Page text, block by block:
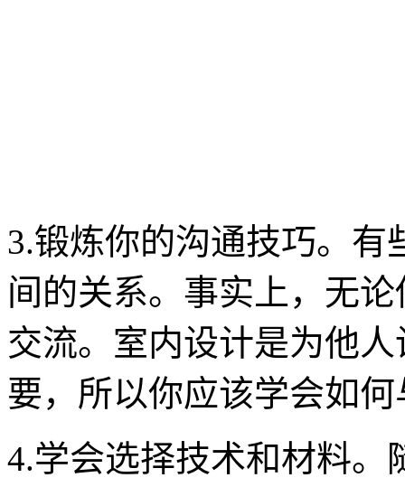
3.锻炼你的沟通技巧。
间的关系。事实上，无
交流。室内设计是为他
要，所以你应该学会如
4.学会选择技术和材料。